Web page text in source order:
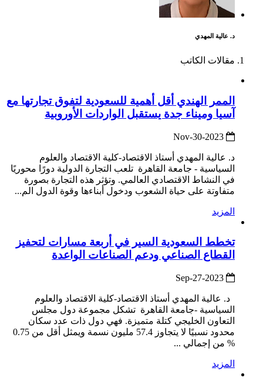
د. عالية المهدي
مقالات الكاتب
الممر الهندي أقل أهمية للسعودية لتفوق تجارتها مع
آسيا وميناء جدة يستقبل الواردات الأوروبية
د. عالية المهدي أستاذ الاقتصاد-كلية الاقتصاد والعلوم
السياسية - جامعة القاهرة تلعب التجارة الدولية دورًا محوريًا
في النشاط الاقتصادي العالمي. وتؤثر هذه التجارة بصورة
متفاوتة على حياة الشعوب ودخول أبناءها وقوة الدول الم...
المزيد
تخطط السعودية السير في أربعة مسارات لتحفيز
القطاع الصناعي ودعم الصناعات الواعدة
د. عالية المهدي أستاذ الاقتصاد-كلية الاقتصاد والعلوم
السياسية -جامعة القاهرة تشكل مجموعة دول مجلس
التعاون الخليجي كتلة متميزة. فهي دول ذات عدد سكان
محدود نسبيًا لا يتجاوز 57.4 مليون نسمة ويمثل أقل من 0.75
% من إجمالي ...
المزيد